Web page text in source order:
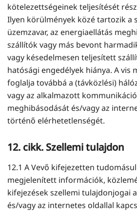
kötelezettségeinek teljesítését
Ilyen körülmények közé tartozik a
üzemzavar, az energiaellátás
szállítók vagy más bevont
vagy késedelmesen teljesített
hatósági engedélyek hiánya. A vis
foglalja továbbá a (távközlési)
vagy az alkalmazott
meghibásodását és/vagy az
történő elérhetetlenségét.
12. cikk. Szellemi tulajdon
12.1 A Vevő kifejezetten
megjelenített információk,
kifejezések szellemi tulajdonjogai
és/vagy az internetes oldallal